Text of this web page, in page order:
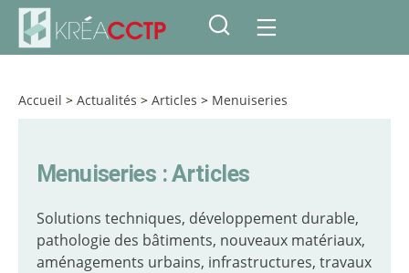
Accueil > Actualités > Articles > Menuiseries
Menuiseries : Articles
Solutions techniques, développement durable,
pathologie des bâtiments, nouveaux matériaux,
aménagements urbains, infrastructures, travaux